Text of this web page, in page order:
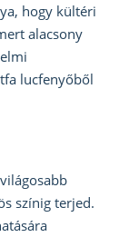
hogy kültéri
alacsony
lucfenyőből
színig terjed.